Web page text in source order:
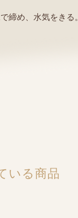
締め、水気をきる
いる商品